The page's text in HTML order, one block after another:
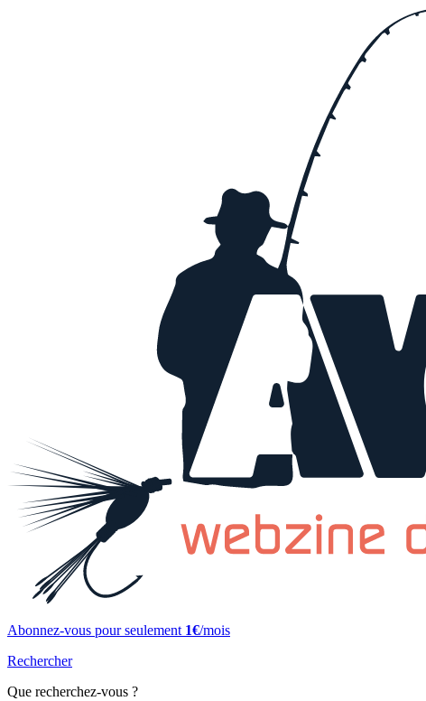
Abonnez-vous pour seulement 1€/mois
Rechercher
Que recherchez-vous ?